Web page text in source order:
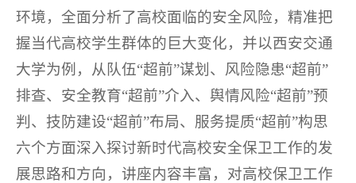
环境，全面分析了高校面临的安全风险，精准把
握当代高校学生群体的巨大变化，并以西安交通
大学为例，从队伍“超前”谋划、风险隐患“超前”
排查、安全教育“超前”介入、舆情风险“超前”预
判、技防建设“超前”布局、服务提质“超前”构思
六个方面深入探讨新时代高校安全保卫工作的发
展思路和方向，讲座内容丰富，对高校保卫工作